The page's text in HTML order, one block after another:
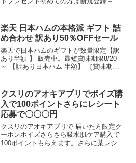
500ポイントもらえるかもゴーゴーポイン
ト...
楽天 日本ハムの本格派 ギフト 詰
め合わせ 訳あり50％OFFセール
楽天で日本ハムのギフトが数量限定【訳
あり半額 】 販売中。最短賞味期限8/20
～ 【訳あり日本ハム 半額】 ［賞味期限
ギフトセット 豚肉 冷蔵 税込...
クスリのアオキアプリでポイズ購
入で100ポイントさらにレシート
応募で〇〇〇円
クスリのアオキアプリで 届いた方限定ク
ーポンポイズさらさら吸水肌ケア購入で
100ポイントもらえます。さらに某レシー